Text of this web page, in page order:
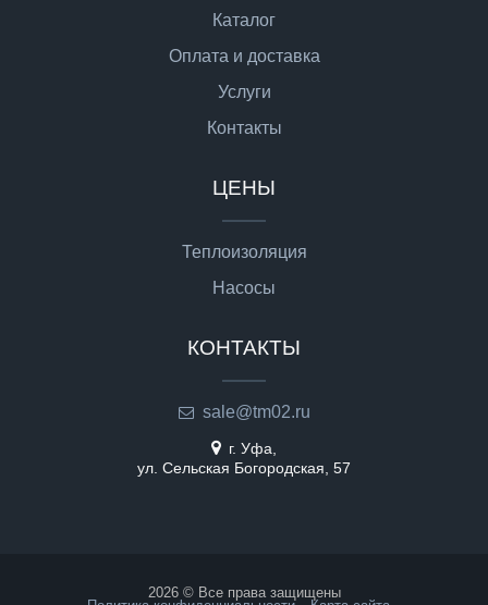
Каталог
Оплата и доставка
Услуги
Контакты
ЦЕНЫ
Теплоизоляция
Насосы
КОНТАКТЫ
sale@tm02.ru
г. Уфа,
ул. Сельская Богородская, 57
2026 © Все права защищены